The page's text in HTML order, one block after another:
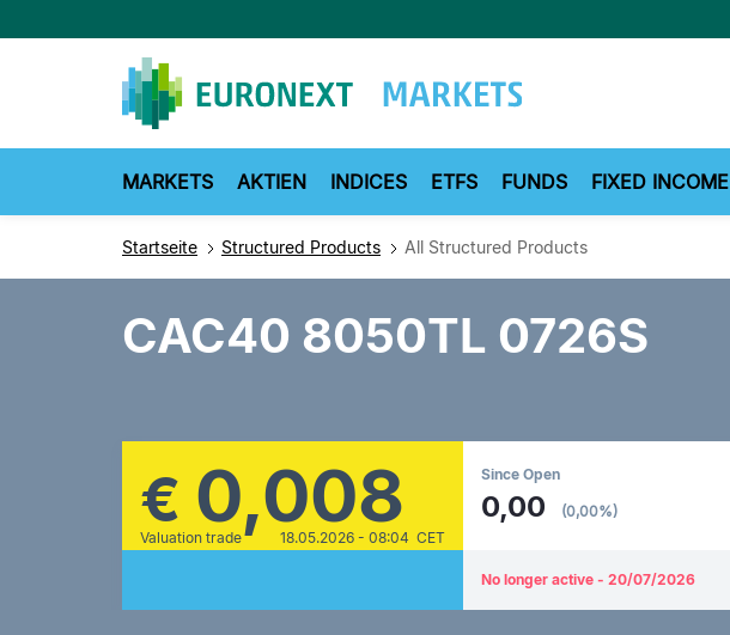
zum
MARKETS AKTIEN INDICES ETFS FUNDS FIXED INCOME
Startseite Structured Products All Structured Products
CAC40 8050TL 0726S
€ 0,008
Valuation trade 18.05.2026 - 08:04 CET
Since Open
0,00 (0,00%)
No longer active - 20/07/2026